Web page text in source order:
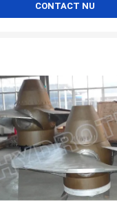
CONTACT NU